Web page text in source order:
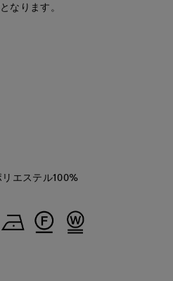
なります。
リエステル100%